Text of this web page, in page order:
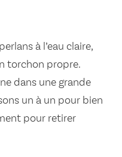
à l’eau claire,
torchon propre.
dans une grande
un à un pour bien
pour retirer